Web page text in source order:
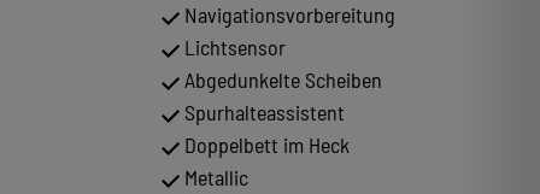
Navigationsvorbereitung
Lichtsensor
Abgedunkelte Scheiben
Spurhalteassistent
Doppelbett im Heck
Metallic